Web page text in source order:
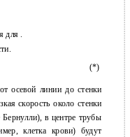
для .
(*)
осевой линии до стенки
скорость около стенки
Бернулли), в центре трубы
клетка крови) будут